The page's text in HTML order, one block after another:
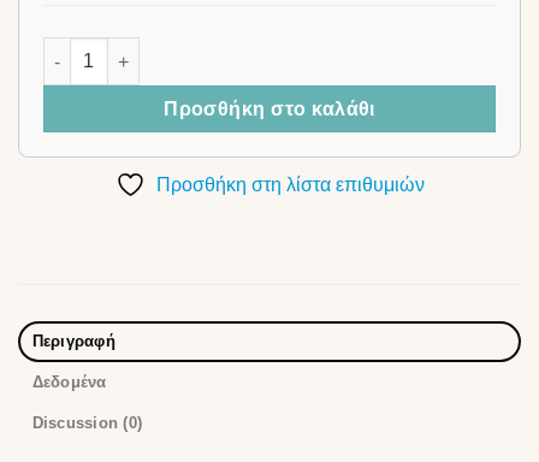
STIL-FIT BACK Stretch (καρυδιά) ποσότητα
Προσθήκη στο καλάθι
Προσθήκη στη λίστα επιθυμιών
Περιγραφή
Δεδομένα
Discussion (0)